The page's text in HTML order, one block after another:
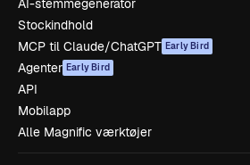
AI-stemmegenerator
Stockindhold
MCP til Claude/ChatGPT Early Bird
Agenter Early Bird
API
Mobilapp
Alle Magnific værktøjer